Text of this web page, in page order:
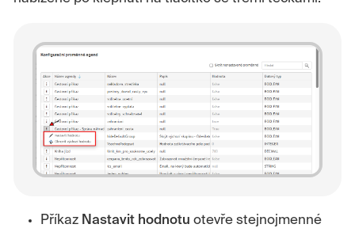
Příkaz Nastavit hodnotu otevře stejnojmenné